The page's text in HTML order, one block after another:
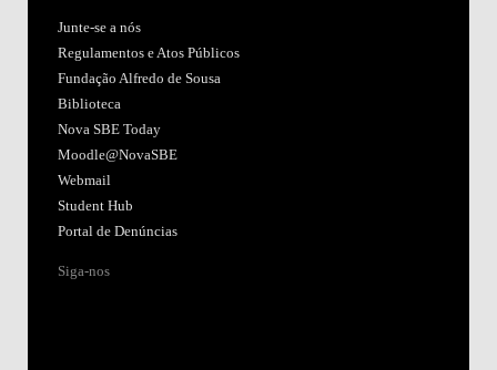
Junte-se a nós
Regulamentos e Atos Públicos
Fundação Alfredo de Sousa
Biblioteca
Nova SBE Today
Moodle@NovaSBE
Webmail
Student Hub
Portal de Denúncias
Siga-nos